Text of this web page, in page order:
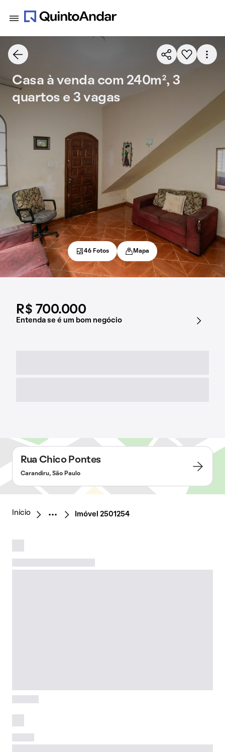
R$ 700.000
Entenda se é um bom negócio
Casa à venda com 240m², 3
quartos e 3 vagas
46 Fotos Mapa
Rua Chico Pontes
Carandiru, São Paulo
Início Imóvel 2501254